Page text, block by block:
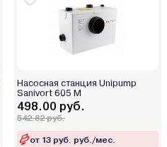
Насосная станция Unipump
Sanivort 605 M
498.00 руб.
542.82 руб.
от 13 руб. руб./мес.